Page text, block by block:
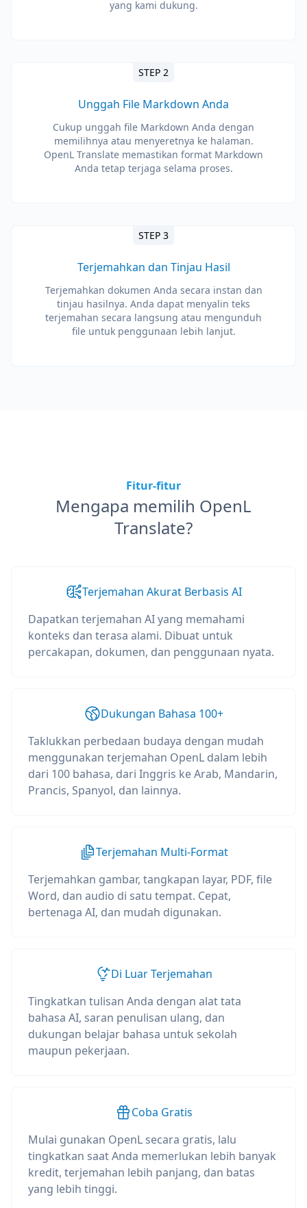
yang kami dukung.
STEP 2
Unggah File Markdown Anda
Cukup unggah file Markdown Anda dengan
memilihnya atau menyeretnya ke halaman.
OpenL Translate memastikan format Markdown
Anda tetap terjaga selama proses.
STEP 3
Terjemahkan dan Tinjau Hasil
Terjemahkan dokumen Anda secara instan dan
tinjau hasilnya. Anda dapat menyalin teks
terjemahan secara langsung atau mengunduh
file untuk penggunaan lebih lanjut.
Fitur-fitur
Mengapa memilih OpenL
Translate?
Terjemahan Akurat Berbasis AI
Dapatkan terjemahan AI yang memahami
konteks dan terasa alami. Dibuat untuk
percakapan, dokumen, dan penggunaan nyata.
Dukungan Bahasa 100+
Taklukkan perbedaan budaya dengan mudah
menggunakan terjemahan OpenL dalam lebih
dari 100 bahasa, dari Inggris ke Arab, Mandarin,
Prancis, Spanyol, dan lainnya.
Terjemahan Multi-Format
Terjemahkan gambar, tangkapan layar, PDF, file
Word, dan audio di satu tempat. Cepat,
bertenaga AI, dan mudah digunakan.
Di Luar Terjemahan
Tingkatkan tulisan Anda dengan alat tata
bahasa AI, saran penulisan ulang, dan
dukungan belajar bahasa untuk sekolah
maupun pekerjaan.
Coba Gratis
Mulai gunakan OpenL secara gratis, lalu
tingkatkan saat Anda memerlukan lebih banyak
kredit, terjemahan lebih panjang, dan batas
yang lebih tinggi.